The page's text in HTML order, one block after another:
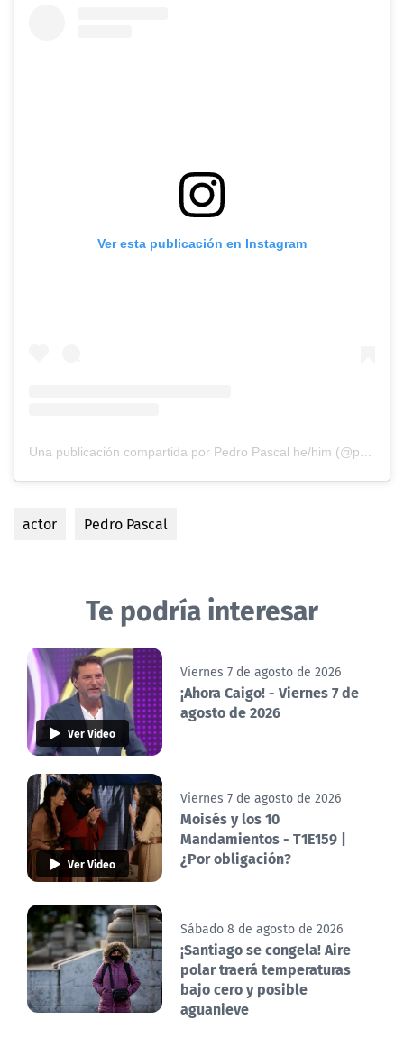
Ver esta publicación en Instagram
Una publicación compartida por Pedro Pascal he/him (@pascalispunk)
actor Pedro Pascal
Te podría interesar
Ver Video
Viernes 7 de agosto de 2026
¡Ahora Caigo! - Viernes 7 de
agosto de 2026
Ver Video
Viernes 7 de agosto de 2026
Moisés y los 10
Mandamientos - T1E159 |
¿Por obligación?
Sábado 8 de agosto de 2026
¡Santiago se congela! Aire
polar traerá temperaturas
bajo cero y posible
aguanieve